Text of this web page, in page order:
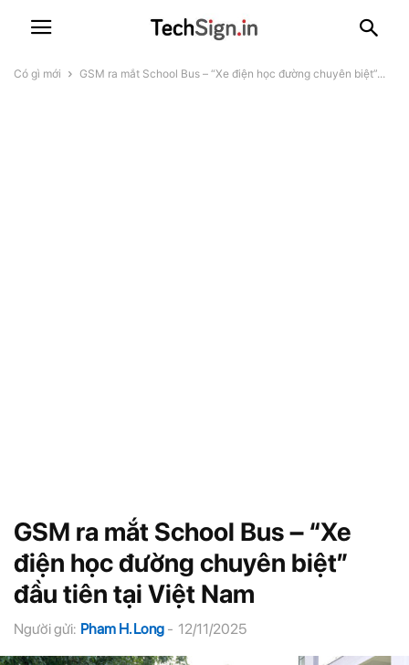
Có gì mới GSM ra mắt School Bus – “Xe điện học đường chuyên biệt”...
GSM ra mắt School Bus – “Xe
điện học đường chuyên biệt”
đầu tiên tại Việt Nam
Người gửi: Pham H. Long - 12/11/2025